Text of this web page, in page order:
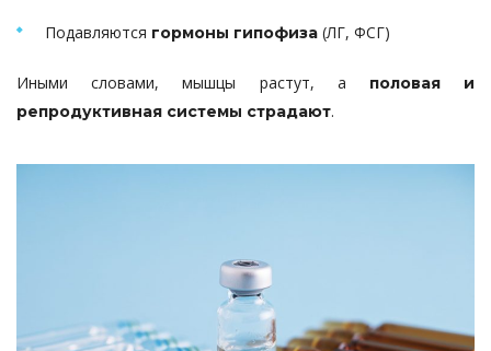
Подавляются гормоны гипофиза (ЛГ, ФСГ)
Иными словами, мышцы растут, а половая и
репродуктивная системы страдают.